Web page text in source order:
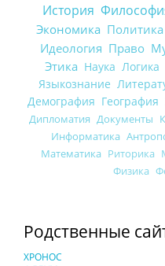
История
Экономика Политика
Идеология Право
Этика Наука Логика
Языкознание
Демография География
Дипломатия Документы
Информатика
Математика Риторика
Физика
Родственные
ХРОНОС